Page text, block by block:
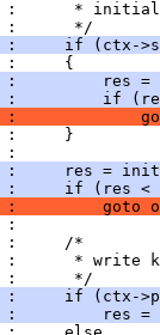
*
:      */
:     if (ctx-
:     {
:         res =
:         if
:
:     }
:
:     res =
:     if (res <
:         goto
:
:     /*
* write
:      */
:     if (ctx-
:         res =